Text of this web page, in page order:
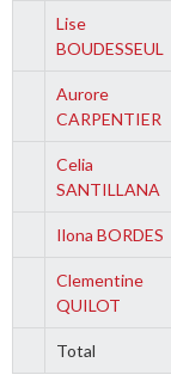
Lise
BOUDESSEUL
Aurore
CARPENTIER
Celia
SANTILLANA
Ilona BORDES
Clementine
QUILOT
Total